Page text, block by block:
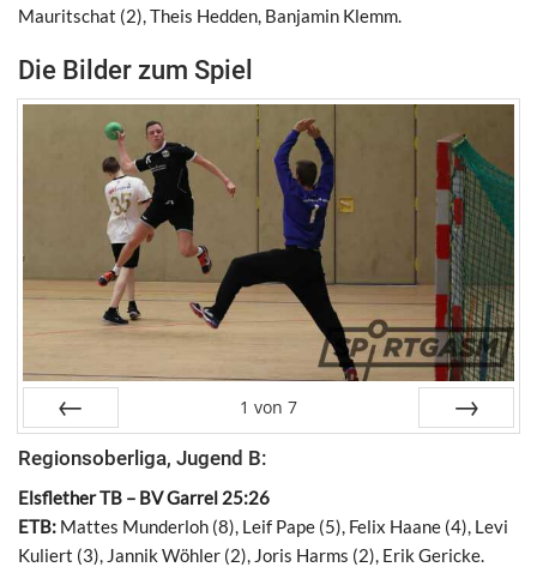
Mauritschat (2), Theis Hedden, Banjamin Klemm.
Die Bilder zum Spiel
Zurück
1 von 7
Regionsoberliga, Jugend B:
Elsflether TB – BV Garrel 25:26
ETB: Mattes Munderloh (8), Leif Pape (5), Felix Haane (4), Levi
Kuliert (3), Jannik Wöhler (2), Joris Harms (2), Erik Gericke.